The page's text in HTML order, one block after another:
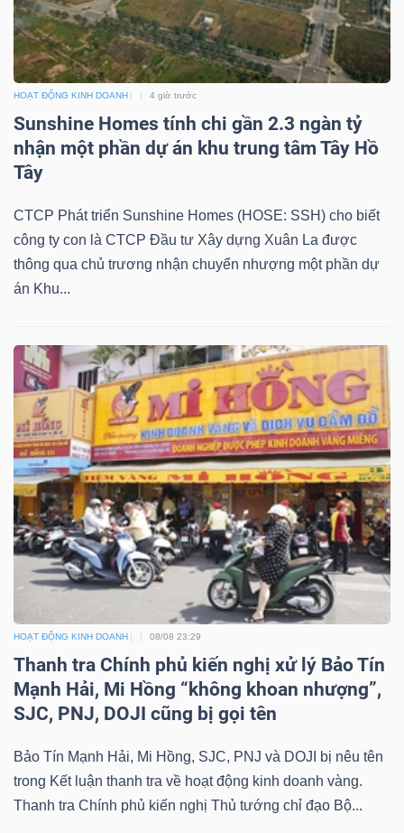
HOẠT ĐỘNG KINH DOANH 4 giờ trước
Sunshine Homes tính chi gần 2.3 ngàn tỷ
nhận một phần dự án khu trung tâm Tây Hồ
Tây
CTCP Phát triển Sunshine Homes (HOSE: SSH) cho biết
công ty con là CTCP Đầu tư Xây dựng Xuân La được
thông qua chủ trương nhận chuyển nhượng một phần dự
án Khu...
HOẠT ĐỘNG KINH DOANH 08/08 23:29
Thanh tra Chính phủ kiến nghị xử lý Bảo Tín
Mạnh Hải, Mi Hồng “không khoan nhượng”,
SJC, PNJ, DOJI cũng bị gọi tên
Bảo Tín Mạnh Hải, Mi Hồng, SJC, PNJ và DOJI bị nêu tên
trong Kết luận thanh tra về hoạt động kinh doanh vàng.
Thanh tra Chính phủ kiến nghị Thủ tướng chỉ đạo Bộ...
DỮ
LIỆU
Ngành
(-)
VS-
SECTOR
NGUYÊN
VẬT
LIỆU
NGHIỆP
DÙNG
KHÔNG
THIẾT